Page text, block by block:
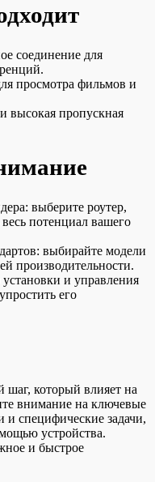
соединение для
просмотра фильмов и
высокая пропускная
выберите роутер,
потенциал вашего
выбирайте модели
производительности.
и управления
его
который влияет на
внимание на ключевые
и специфические задачи,
устройства.
и быстрое